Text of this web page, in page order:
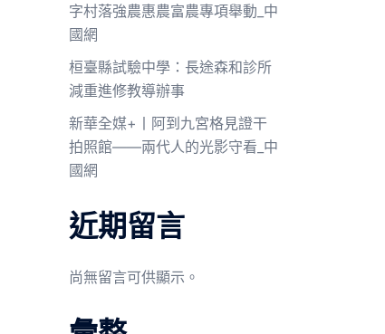
字村落強農惠農富農專項舉動_中
國網
桓臺縣試驗中學：長途森和診所
減重進修教導辦事
新華全媒+丨阿到九宮格見證干
拍照館——兩代人的光影守看_中
國網
近期留言
尚無留言可供顯示。